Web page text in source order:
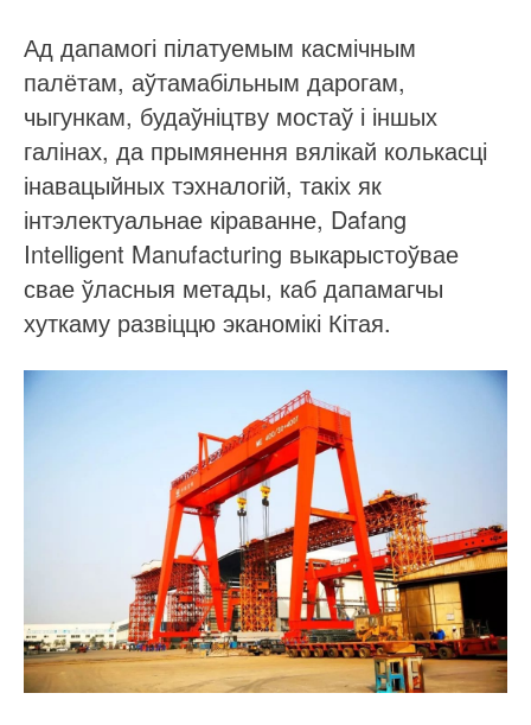
Ад дапамогі пілатуемым касмічным
палётам, аўтамабільным дарогам,
чыгункам, будаўніцтву мостаў і іншых
галінах, да прымянення вялікай колькасці
інавацыйных тэхналогій, такіх як
інтэлектуальнае кіраванне, Dafang
Intelligent Manufacturing выкарыстоўвае
свае ўласныя метады, каб дапамагчы
хуткаму развіццю эканомікі Кітая.